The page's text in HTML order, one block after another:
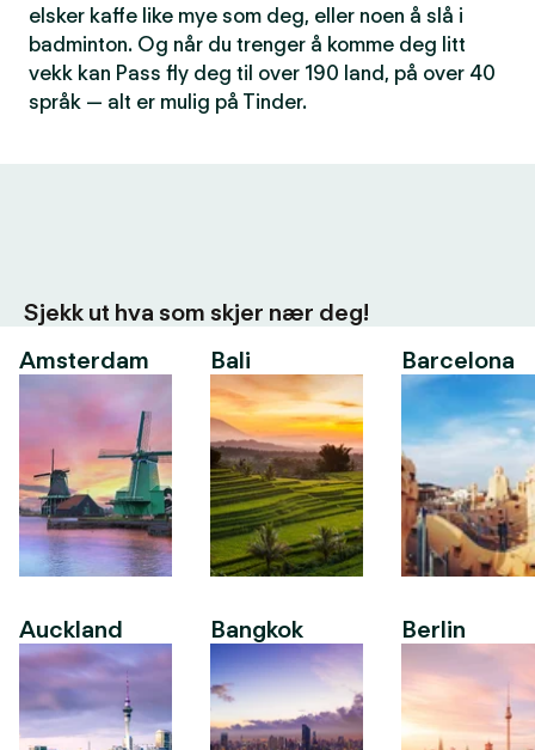
elsker kaffe like mye som deg, eller noen å slå i
badminton. Og når du trenger å komme deg litt
vekk kan Pass fly deg til over 190 land, på over 40
språk — alt er mulig på Tinder.
Sjekk ut hva som skjer nær deg!
Amsterdam
Auckland
Bali
Bangkok
Barcelona
Berlin